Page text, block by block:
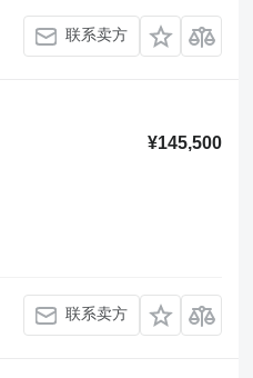
联系卖方
¥145,500
联系卖方